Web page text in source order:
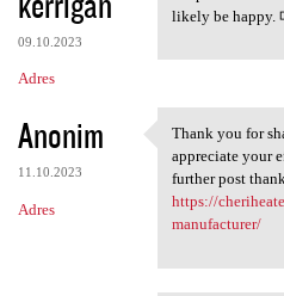
09.10.2023
Adres
likely be happy.
Anonim
11.10.2023
Adres
Thank you
Thank you for
appreciate your
further post
https://
manufacturer/